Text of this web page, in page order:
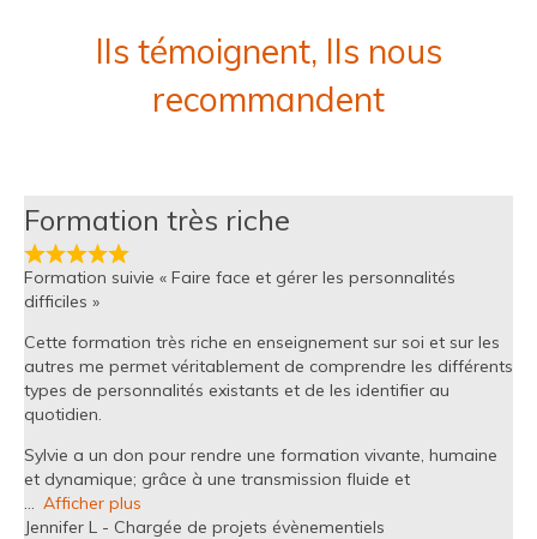
Ils témoignent, Ils nous
recommandent
Formation très riche
Formation suivie « Faire face et gérer les personnalités
difficiles »
Cette formation très riche en enseignement sur soi et sur les
autres me permet véritablement de comprendre les différents
types de personnalités existants et de les identifier au
quotidien.
Sylvie a un don pour rendre une formation vivante, humaine
et dynamique; grâce à une transmission fluide et
Afficher plus
Jennifer L - Chargée de projets évènementiels